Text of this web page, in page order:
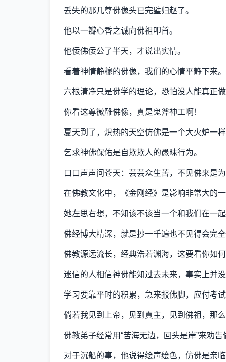
丢失的那几尊佛像头已完璧归赵了。
他以一瓣心香之诚向佛祖叩首。
他佞佛佞公了半天，才说出实情。
看着神情静穆的佛像，我们的心情平静下来。
六根清净只是佛学的理论，恐怕没人能真正做
你看这尊微雕佛像，真是鬼斧神工啊！
夏天到了，炽热的天空仿佛是一个大火炉一样
乞求神佛保佑是自欺欺人的愚昧行为。
口口声声问苍天：芸芸众生苦，不见佛来是为
在佛教文化中，《金刚经》是影响非常大的一
她左思右想，不知该不该当一个和我们在一起
佛经博大精深，就是抄一千遍也不见得会完全
佛教源远流长，经典浩若渊海，这要看你如何
迷信的人相信神佛能知过去未来，事实上并
学习要靠平时的积累，急来报佛脚，应付考试
倘若我见到上帝，见到真主，见到佛祖，那
佛教弟子经常用“苦海无边，回头是岸”来劝告
对于沉船的事，他说得绘声绘色，仿佛是亲临